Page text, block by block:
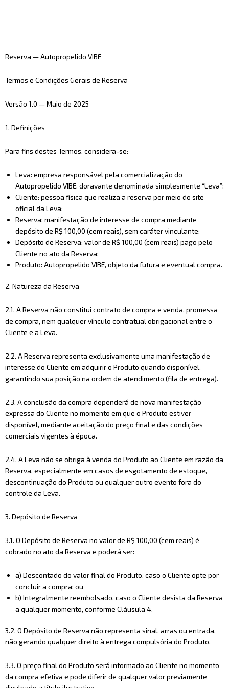
Reserva — Autopropelido VIBE
Termos e Condições Gerais de Reserva
Versão 1.0 — Maio de 2025
1. Definições
Para fins destes Termos, considera-se:
Leva: empresa responsável pela comercialização do
Autopropelido VIBE, doravante denominada simplesmente “Leva”;
Cliente: pessoa física que realiza a reserva por meio do site
oficial da Leva;
Reserva: manifestação de interesse de compra mediante
depósito de R$ 100,00 (cem reais), sem caráter vinculante;
Depósito de Reserva: valor de R$ 100,00 (cem reais) pago pelo
Cliente no ato da Reserva;
Produto: Autopropelido VIBE, objeto da futura e eventual compra.
2. Natureza da Reserva
2.1. A Reserva não constitui contrato de compra e venda, promessa
de compra, nem qualquer vínculo contratual obrigacional entre o
Cliente e a Leva.
2.2. A Reserva representa exclusivamente uma manifestação de
interesse do Cliente em adquirir o Produto quando disponível,
garantindo sua posição na ordem de atendimento (fila de entrega).
2.3. A conclusão da compra dependerá de nova manifestação
expressa do Cliente no momento em que o Produto estiver
disponível, mediante aceitação do preço final e das condições
comerciais vigentes à época.
2.4. A Leva não se obriga à venda do Produto ao Cliente em razão da
Reserva, especialmente em casos de esgotamento de estoque,
descontinuação do Produto ou qualquer outro evento fora do
controle da Leva.
3. Depósito de Reserva
3.1. O Depósito de Reserva no valor de R$ 100,00 (cem reais) é
cobrado no ato da Reserva e poderá ser:
a) Descontado do valor final do Produto, caso o Cliente opte por
concluir a compra; ou
b) Integralmente reembolsado, caso o Cliente desista da Reserva
a qualquer momento, conforme Cláusula 4.
3.2. O Depósito de Reserva não representa sinal, arras ou entrada,
não gerando qualquer direito à entrega compulsória do Produto.
3.3. O preço final do Produto será informado ao Cliente no momento
da compra efetiva e pode diferir de qualquer valor previamente